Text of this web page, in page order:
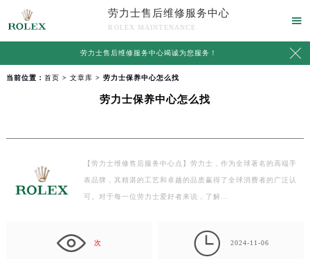
劳力士售后维修服务中心
ROLEX MAINTENANCE

劳力士售后维修服务中心竭诚为您服务！ 
当前位置： 首页 > 文章库 > 劳力士保养中心怎么找
劳力士保养中心怎么找
【劳力士维修售后服务中心点】劳力士，作为全球著名的高端手
表品牌，其精湛的工艺和卓越的品质赢得了全球消费者的广泛认
可。对于每一位劳力士爱好者来说，了解…
次  2024-11-06